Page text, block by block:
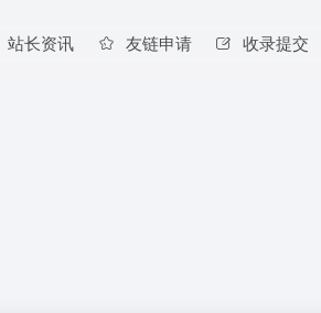
站长资讯 友链申请 收录提交